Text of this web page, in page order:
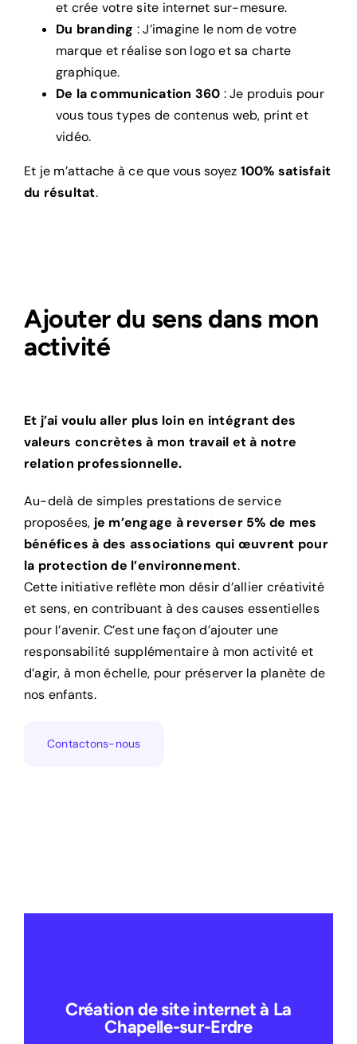
et crée votre site internet sur-mesure.
Du branding : J’imagine le nom de votre
marque et réalise son logo et sa charte
graphique.
De la communication 360 : Je produis pour
vous tous types de contenus web, print et
vidéo.
Et je m’attache à ce que vous soyez 100% satisfait
du résultat.
Ajouter du sens dans mon
activité
Et j’ai voulu aller plus loin en intégrant des
valeurs concrètes à mon travail et à notre
relation professionnelle.
Au-delà de simples prestations de service
proposées, je m’engage à reverser 5% de mes
bénéfices à des associations qui œuvrent pour
la protection de l’environnement.
Cette initiative reflète mon désir d’allier créativité
et sens, en contribuant à des causes essentielles
pour l’avenir. C’est une façon d’ajouter une
responsabilité supplémentaire à mon activité et
d’agir, à mon échelle, pour préserver la planète de
nos enfants.
Contactons-nous
Création de site internet à La
Chapelle-sur-Erdre